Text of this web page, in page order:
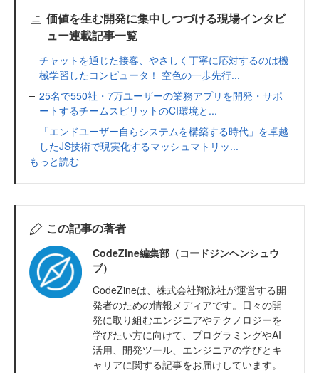
価値を生む開発に集中しつづける現場インタビ
ュー連載記事一覧
チャットを通じた接客、やさしく丁寧に応対するのは機
械学習したコンピュータ！ 空色の一歩先行...
25名で550社・7万ユーザーの業務アプリを開発・サポ
ートするチームスピリットのCI環境と...
「エンドユーザー自らシステムを構築する時代」を卓越
したJS技術で現実化するマッシュマトリッ...
もっと読む
この記事の著者
CodeZine編集部（コードジンヘンシュウ
ブ）
CodeZineは、株式会社翔泳社が運営する開
発者のための情報メディアです。日々の開
発に取り組むエンジニアやテクノロジーを
学びたい方に向けて、プログラミングやAI
活用、開発ツール、エンジニアの学びとキ
ャリアに関する記事をお届けしています。